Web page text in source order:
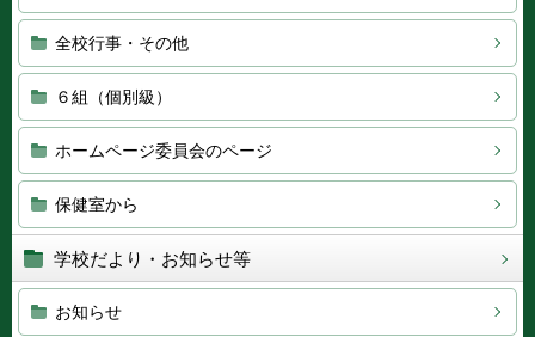
全校行事・その他
６組（個別級）
ホームページ委員会のページ
保健室から
学校だより・お知らせ等
お知らせ